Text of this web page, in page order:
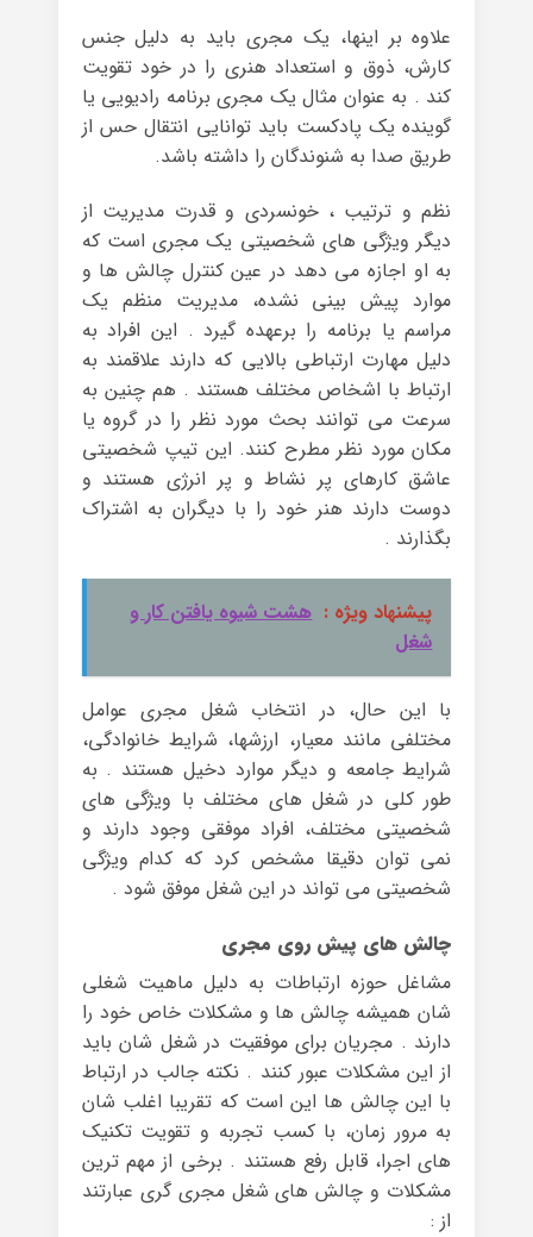
علاوه بر اینها، یک مجری باید به دلیل جنس
کارش، ذوق و استعداد هنری را در خود تقویت
کند . به عنوان مثال یک مجری برنامه رادیویی یا
گوینده یک پادکست باید توانایی انتقال حس از
طریق صدا به شنوندگان را داشته باشد.
نظم و ترتیب ، خونسردی و قدرت مدیریت از
دیگر ویژگی های شخصیتی یک مجری است که
به او اجازه می دهد در عین کنترل چالش ها و
موارد پیش بینی نشده، مدیریت منظم یک
مراسم یا برنامه را برعهده گیرد . این افراد به
دلیل مهارت ارتباطی بالایی که دارند علاقمند به
ارتباط با اشخاص مختلف هستند . هم چنین به
سرعت می توانند بحث مورد نظر را در گروه یا
مکان مورد نظر مطرح کنند. این تیپ شخصیتی
عاشق کارهای پر نشاط و پر انرژی هستند و
دوست دارند هنر خود را با دیگران به اشتراک
بگذارند .
پیشنهاد ویژه : هشت شیوه یافتن کار و
شغل
با این حال، در انتخاب شغل مجری عوامل
مختلفی مانند معیار، ارزشها، شرایط خانوادگی،
شرایط جامعه و دیگر موارد دخیل هستند . به
طور کلی در شغل های مختلف با ویژگی های
شخصیتی مختلف، افراد موفقی وجود دارند و
نمی توان دقیقا مشخص کرد که کدام ویژگی
شخصیتی می تواند در این شغل موفق شود .
چالش های پیش روی مجری
مشاغل حوزه ارتباطات به دلیل ماهیت شغلی
شان همیشه چالش ها و مشکلات خاص خود را
دارند . مجریان برای موفقیت در شغل شان باید
از این مشکلات عبور کنند . نکته جالب در ارتباط
با این چالش ها این است که تقریبا اغلب شان
به مرور زمان، با کسب تجربه و تقویت تکنیک
های اجرا، قابل رفع هستند . برخی از مهم ترین
مشکلات و چالش های شغل مجری گری عبارتند
از :